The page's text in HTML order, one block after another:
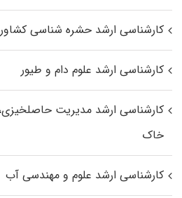
کارشناسی ارشد حشره‌ شناسی
کارشناسی ارشد علوم دام و طیور
کارشناسی ارشد مدیریت
خاک
کارشناسی ارشد علوم و مهندسی آب